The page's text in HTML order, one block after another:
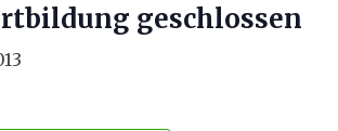
geschlossen